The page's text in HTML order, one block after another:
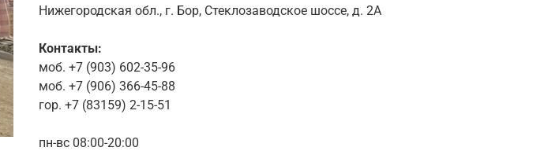
Нижегородская обл., г. Бор, Стеклозаводское шоссе, д. 2А
Контакты:
моб. +7 (903) 602-35-96
моб. +7 (906) 366-45-88
гор. +7 (83159) 2-15-51
пн-вс 08:00-20:00